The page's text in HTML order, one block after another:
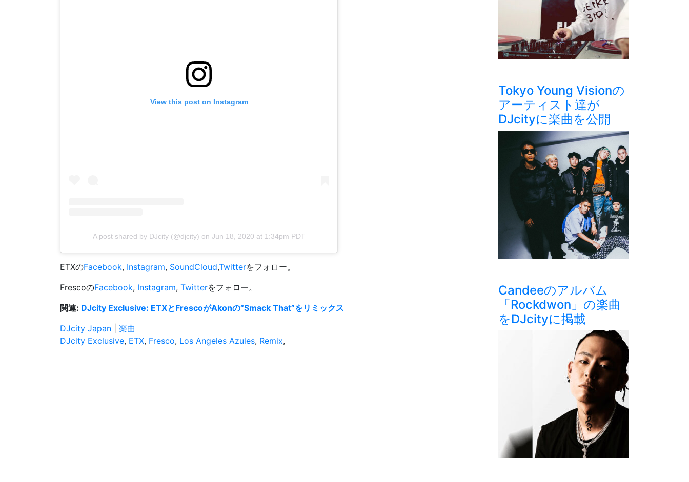
View this post on Instagram
A post shared by DJcity (@djcity) on Jun 18, 2020 at 1:34pm PDT
ETXのFacebook, Instagram, SoundCloud,Twitterをフォロー。
FrescoのFacebook, Instagram, Twitterをフォロー。
関連: DJcity Exclusive: ETXとFrescoがAkonの“Smack That”をリミックス
DJcity Japan
楽曲
DJcity Exclusive, ETX, Fresco, Los Angeles Azules, Remix,
Tokyo Young Visionの
アーティスト達が
DJcityに楽曲を公開
Candeeのアルバム
「Rockdwon」の楽曲
をDJcityに掲載